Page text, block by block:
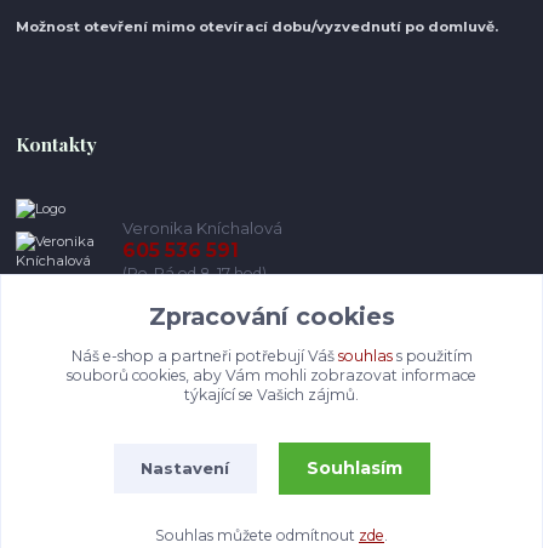
Možnost otevření mimo otevírací dobu/vyzvednutí po domluvě.
Kontakty
Veronika Kníchalová
605 536 591
(Po-Pá od 8-17 hod)
info@pohodlneboty.cz
Vytvořeno na
Eshop-rychle.cz
Zpracování cookies
Náš e-shop a partneři potřebují Váš souhlass použitím
souborů cookies, aby Vám mohli zobrazovat informace
týkající se Vašich zájmů.
Nastavení Souhlasím
Souhlas můžete odmítnout zde